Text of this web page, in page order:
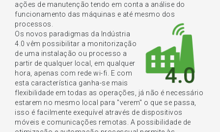
ações de manutenção tendo em conta a análise do
funcionamento das máquinas e até mesmo dos
processos.
Os novos paradigmas da Indústria
4.0 vêm possibilitar a monitorização
de uma instalação ou processo a
partir de qualquer local, em qualquer
hora, apenas com rede wi-fi. E com
esta característica ganha-se mais
flexibilidade em todas as operações, já não é necessário
estarem no mesmo local para "verem" o que se passa,
isso é facilmente exequível através de dispositivos
móveis e comunicações remotas. A possibilidade de